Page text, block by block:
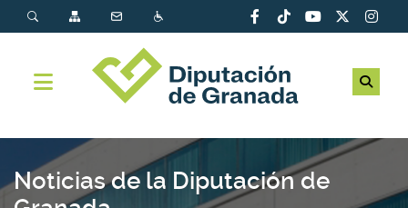
Noticias de la Diputación de